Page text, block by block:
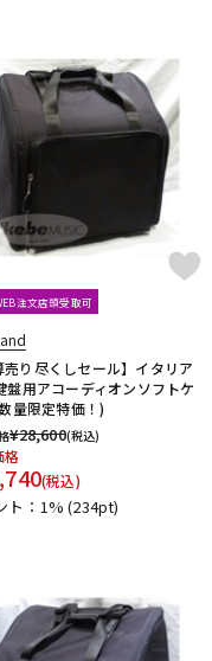
注文店頭受取可
売り尽くしセール】イタリア
盤用アコーディオンソフトケ
量限定特価！)
¥28,600(税込)
格
(税込)
ト：1%(234pt)